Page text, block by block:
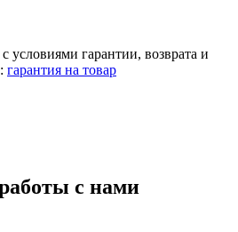
условиями гарантии, возврата и
гарантия на товар
с нами